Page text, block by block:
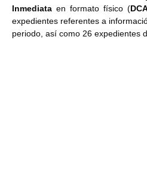
Inmediata en formato físico (
expedientes referentes a
periodo, así como 26 expedientes